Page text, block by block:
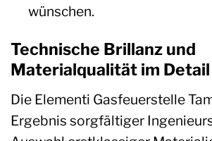
wünschen.
Technische Brillanz und
Materialqualität im Detail
Die Elementi Gasfeuerstelle
Ergebnis sorgfältiger